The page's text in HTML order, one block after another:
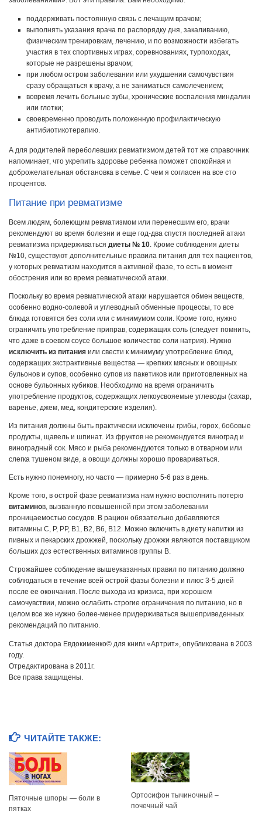
поддерживать постоянную связь с лечащим врачом;
выполнять указания врача по распорядку дня, закаливанию,
физическим тренировкам, лечению, и по возможности избегать
участия в тех спортивных играх, соревнованиях, турпоходах,
которые не разрешены врачом;
при любом остром заболевании или ухудшении самочувствия
сразу обращаться к врачу, а не заниматься самолечением;
вовремя лечить больные зубы, хронические воспаления миндалин
или глотки;
своевременно проводить положенную профилактическую
антибиотикотерапию.
А для родителей переболевших ревматизмом детей тот же справочник
напоминает, что укрепить здоровье ребенка поможет спокойная и
доброжелательная обстановка в семье. С чем я согласен на все сто
процентов.
Питание при ревматизме
Всем людям, болеющим ревматизмом или перенесшим его, врачи
рекомендуют во время болезни и еще год-два спустя последней атаки
ревматизма придерживаться диеты № 10 . Кроме соблюдения диеты
№10, существуют дополнительные правила питания для тех пациентов,
у которых ревматизм находится в активной фазе, то есть в момент
обострения или во время ревматической атаки.
Поскольку во время ревматической атаки нарушается обмен веществ,
особенно водно-солевой и углеводный обменные процессы, то все
блюда готовятся без соли или с минимумом соли. Кроме того, нужно
ограничить употребление приправ, содержащих соль (следует помнить,
что даже в соевом соусе большое количество соли натрия). Нужно
исключить из питания или свести к минимуму употребление блюд,
содержащих экстрактивные вещества — крепких мясных и овощных
бульонов и супов, особенно супов из пакетиков или приготовленных на
основе бульонных кубиков. Необходимо на время ограничить
употребление продуктов, содержащих легкоусвояемые углеводы (сахар,
варенье, джем, мед, кондитерские изделия).
Из питания должны быть практически исключены грибы, горох, бобовые
продукты, щавель и шпинат. Из фруктов не рекомендуется виноград и
виноградный сок. Мясо и рыба рекомендуются только в отварном или
слегка тушеном виде, а овощи должны хорошо провариваться.
Есть нужно понемногу, но часто — примерно 5-6 раз в день.
Кроме того, в острой фазе ревматизма нам нужно восполнить потерю
витаминов, вызванную повышенной при этом заболевании
проницаемостью сосудов. В рацион обязательно добавляются
витамины С, Р, РР, В1, В2, В6, В12. Можно включить в диету напитки из
пивных и пекарских дрожжей, поскольку дрожжи являются поставщиком
больших доз естественных витаминов группы В.
Строжайшее соблюдение вышеуказанных правил по питанию должно
соблюдаться в течение всей острой фазы болезни и плюс 3-5 дней
после ее окончания. После выхода из кризиса, при хорошем
самочувствии, можно ослабить строгие ограничения по питанию, но в
целом все же нужно более-менее придерживаться вышеприведенных
рекомендаций по питанию.
Статья доктора Евдокименко© для книги «Артрит», опубликована в 2003
году.
Отредактирована в 2011г.
Все права защищены.
ЧИТАЙТЕ ТАКЖЕ:
Пяточные шпоры — боли в
пятках
Ортосифон тычиночный –
почечный чай